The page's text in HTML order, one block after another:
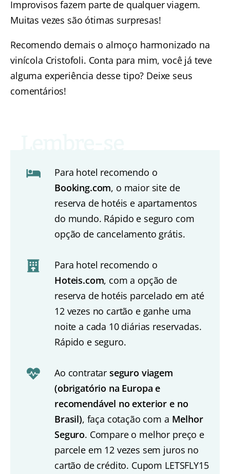
Improvisos fazem parte de qualquer viagem.
Muitas vezes são ótimas surpresas!
Recomendo demais o almoço harmonizado na
vinícola Cristofoli. Conta para mim, você já teve
alguma experiência desse tipo? Deixe seus
comentários!
Para hotel recomendo o
Booking.com, o maior site de
reserva de hotéis e apartamentos
do mundo. Rápido e seguro com
opção de cancelamento grátis.
Para hotel recomendo o
Hoteis.com, com a opção de
reserva de hotéis parcelado em até
12 vezes no cartão e ganhe uma
noite a cada 10 diárias reservadas.
Rápido e seguro.
Ao contratar seguro viagem
(obrigatório na Europa e
recomendável no exterior e no
Brasil), faça cotação com a Melhor
Seguro. Compare o melhor preço e
parcele em 12 vezes sem juros no
cartão de crédito. Cupom LETSFLY15